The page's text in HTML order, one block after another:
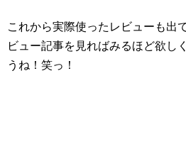
これから実際使ったレビューも出
ビュー記事を見ればみるほど欲し
うね！笑っ！